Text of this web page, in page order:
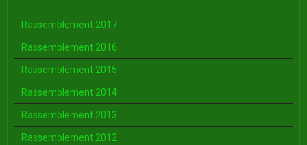
Rassemblement 2017
Rassemblement 2016
Rassemblement 2015
Rassemblement 2014
Rassemblement 2013
Rassemblement 2012